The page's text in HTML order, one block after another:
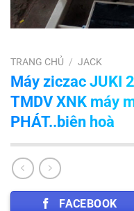
TRANG CHỦ / JACK
Máy ziczac JUKI
TMDV XNK máy
PHÁT..biên hoà
FACEBOOK